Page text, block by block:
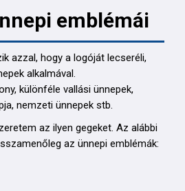
emblémái
azzal, hogy a logóját lecseréli,
alkalmával.
különféle vallási ünnepek,
nemzeti ünnepek stb.
az ilyen gegeket. Az alábbi
az ünnepi emblémák: